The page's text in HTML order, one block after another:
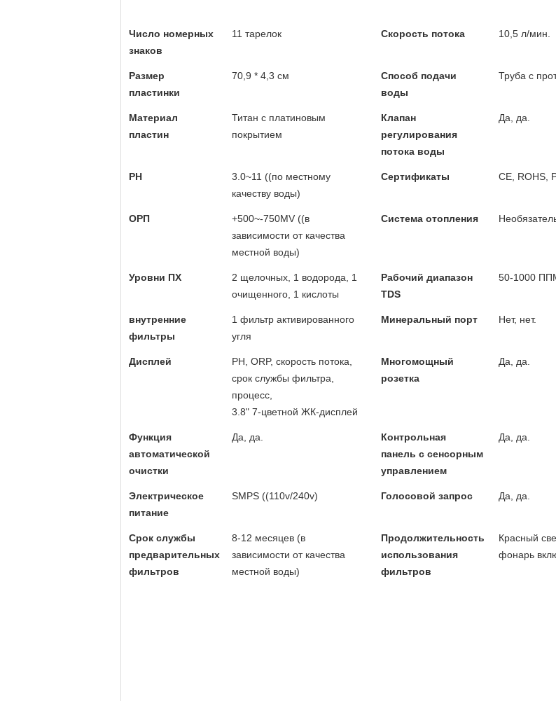
Число номерных
знаков
11 тарелок Скорость потока 10,5 л/мин.
Размер
пластинки
70,9 * 4,3 см
Способ подачи
воды
Труба с
Материал
пластин
Титан с платиновым
покрытием
Клапан
регулирования
потока воды
Да, да.
PH
3.0~11 ((по местному
качеству воды)
Сертификаты CE, ROHS,
ОРП
+500~-750MV ((в
зависимости от качества
местной воды)
Система отопления
Уровни ПХ
2 щелочных, 1 водорода, 1
очищенного, 1 кислоты
Рабочий диапазон
TDS
50-1000
внутренние
фильтры
1 фильтр активированного
угля
Минеральный порт Нет, нет.
Дисплей
PH, ORP, скорость потока,
срок службы фильтра,
процесс,
3.8" 7-цветной ЖК-дисплей
Многомощный
розетка
Да, да.
Функция
автоматической
очистки
Да, да.
Контрольная
панель с сенсорным
управлением
Да, да.
Электрическое
питание
SMPS ((110v/240v) Голосовой запрос Да, да.
Срок службы
предварительных
фильтров
8-12 месяцев (в
зависимости от качества
местной воды)
Продолжительность
использования
фильтров
Красный
фонарь